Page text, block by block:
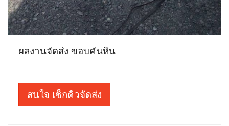
ผลงานจัดส่ง ขอบคันหิน
สนใจ เช็กคิวจัดส่ง